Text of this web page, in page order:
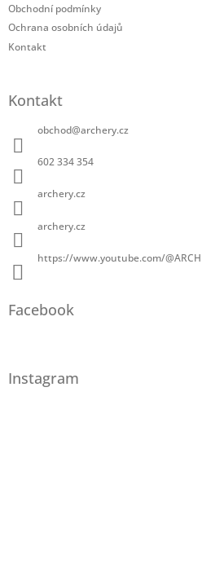
Obchodní podmínky
Ochrana osobních údajů
Kontakt
Kontakt
obchod@archery.cz
602 334 354
archery.cz
archery.cz
https://www.youtube.com/
Facebook
Instagram